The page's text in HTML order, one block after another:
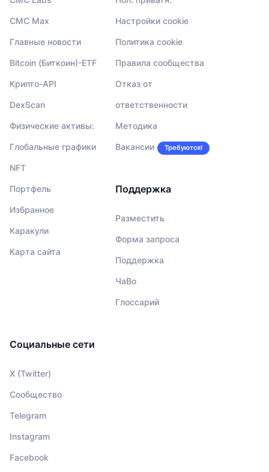
CMC Max
Главные новости
Bitcoin (Биткоин)-ETF
Крипто-API
DexScan
Физические активы:
Глобальные графики
NFT
Портфель
Избранное
Каракули
Карта сайта
Настройки cookie
Политика cookie
Правила сообщества
Отказ от
ответственности
Методика
Вакансии Требуются!
Поддержка
Разместить
Форма запроса
Поддержка
ЧаВо
Глоссарий
Социальные сети
X (Twitter)
Сообщество
Telegram
Instagram
Facebook